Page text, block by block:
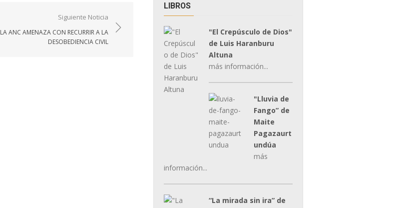
Siguiente Noticia
LA ANC AMENAZA CON RECURRIR A LA
DESOBEDIENCIA CIVIL
LIBROS
"El Crepúsculo de Dios"
de Luis Haranburu
Altuna
más información...
"Lluvia de
Fango” de
Maite
Pagazaurt
undúa
más
información...
“La mirada sin ira” de